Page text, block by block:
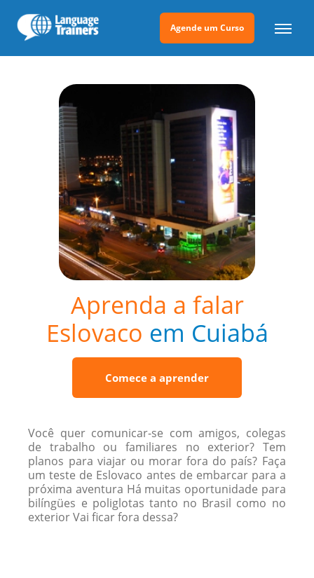
Agende um Curso
Aprenda a falar
Eslovaco em Cuiabá
Comece a aprender
Você quer comunicar-se com amigos, colegas
de trabalho ou familiares no exterior? Tem
planos para viajar ou morar fora do país? Faça
um teste de Eslovaco antes de embarcar para a
próxima aventura Há muitas oportunidade para
bilíngües e poliglotas tanto no Brasil como no
exterior Vai ficar fora dessa?